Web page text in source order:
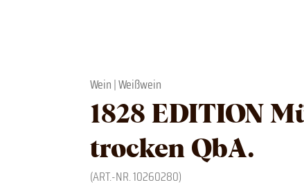
Wein|Weißwein
1828 EDITION
trocken QbA.
(ART.-NR.10260280)